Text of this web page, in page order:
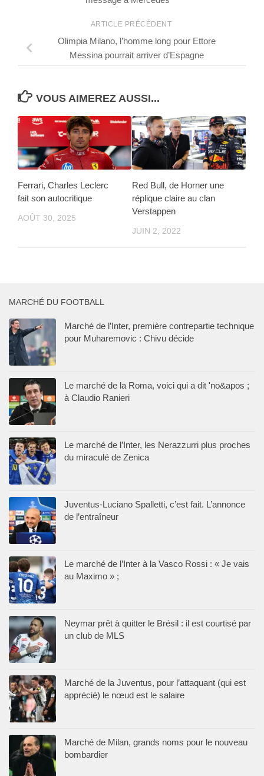
ARTICLE PRÉCÉDENT
Olimpia Milano, l’homme long pour Ettore
Messina pourrait arriver d’Espagne
VOUS AIMEREZ AUSSI...
Ferrari, Charles Leclerc
fait son autocritique
AOÛT 30, 2025
Red Bull, de Horner une
réplique claire au clan
Verstappen
JUIN 2, 2022
MARCHÉ DU FOOTBALL
Marché de l’Inter, première contrepartie technique
pour Muharemovic : Chivu décide
Le marché de la Roma, voici qui a dit 'no&apos ;
à Claudio Ranieri
Le marché de l’Inter, les Nerazzurri plus proches
du miraculé de Zenica
Juventus-Luciano Spalletti, c’est fait. L’annonce
de l’entraîneur
Le marché de l’Inter à la Vasco Rossi : « Je vais
au Maximo » ;
Neymar prêt à quitter le Brésil : il est courtisé par
un club de MLS
Marché de la Juventus, pour l’attaquant (qui est
apprécié) le nœud est le salaire
Marché de Milan, grands noms pour le nouveau
bombardier